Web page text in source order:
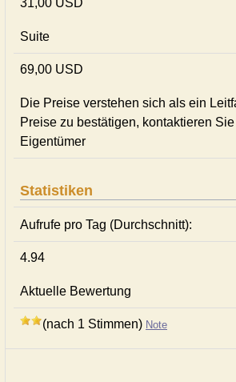
31,00 USD
Suite
69,00 USD
Die Preise verstehen sich als ein
Preise zu bestätigen, kontaktieren
Eigentümer
Statistiken
Aufrufe pro Tag (Durchschnitt):
4.94
Aktuelle Bewertung
(nach 1 Stimmen) Note